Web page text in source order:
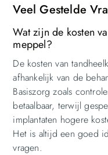
Veel Gestelde
Wat zijn de kosten
meppel?
De kosten van
afhankelijk van de
Basiszorg zoals
betaalbaar, terwijl
implantaten hogere
Het is altijd een goed
vragen.